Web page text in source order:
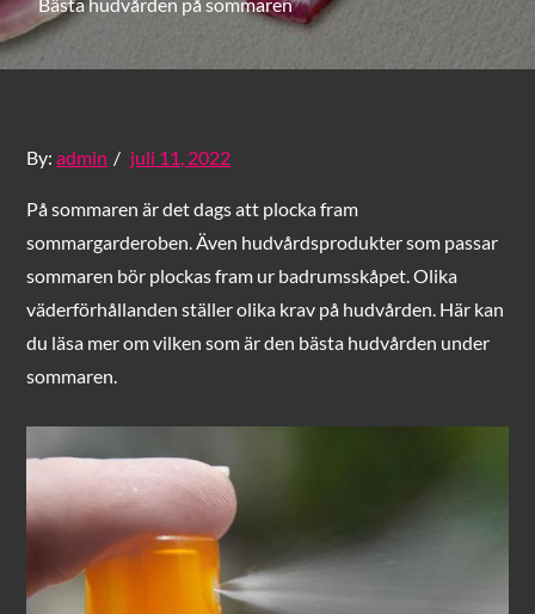
By:admin
Posted
juli 11, 2022
På sommaren är det dags att plocka fram
sommargarderoben. Även hudvårdsprodukter som passar
sommaren bör plockas fram ur badrumsskåpet. Olika
väderförhållanden ställer olika krav på hudvården. Här kan
du läsa mer om vilken som är den bästa hudvården under
sommaren.